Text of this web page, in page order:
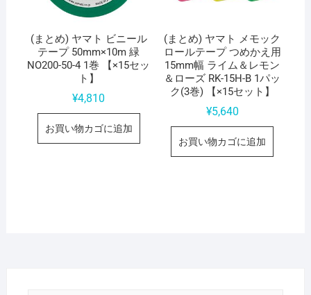
(まとめ) ヤマト ビニール
テープ 50mm×10m 緑
NO200-50-4 1巻 【×15セッ
ト】
¥4,810
お買い物カゴに追加
(まとめ) ヤマト メモック
ロールテープ つめかえ用
15mm幅 ライム＆レモン
＆ローズ RK-15H-B 1パッ
ク(3巻) 【×15セット】
¥5,640
お買い物カゴに追加